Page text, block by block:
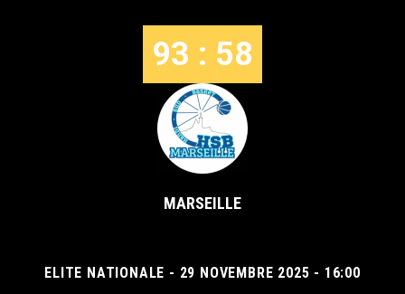
93 : 58
MARSEILLE
ELITE NATIONALE - 29 NOVEMBRE 2025 - 16:00